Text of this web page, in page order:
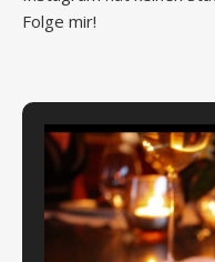
Folge mir!